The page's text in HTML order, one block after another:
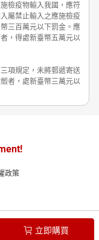
立即購買
檢疫物輸入我國，應符
屬禁止輸入之應施檢疫
三百萬元以下罰金。應
，得處新臺幣五萬元以
項規定，未將郵遞寄送
者，處新臺幣三萬元以
政策